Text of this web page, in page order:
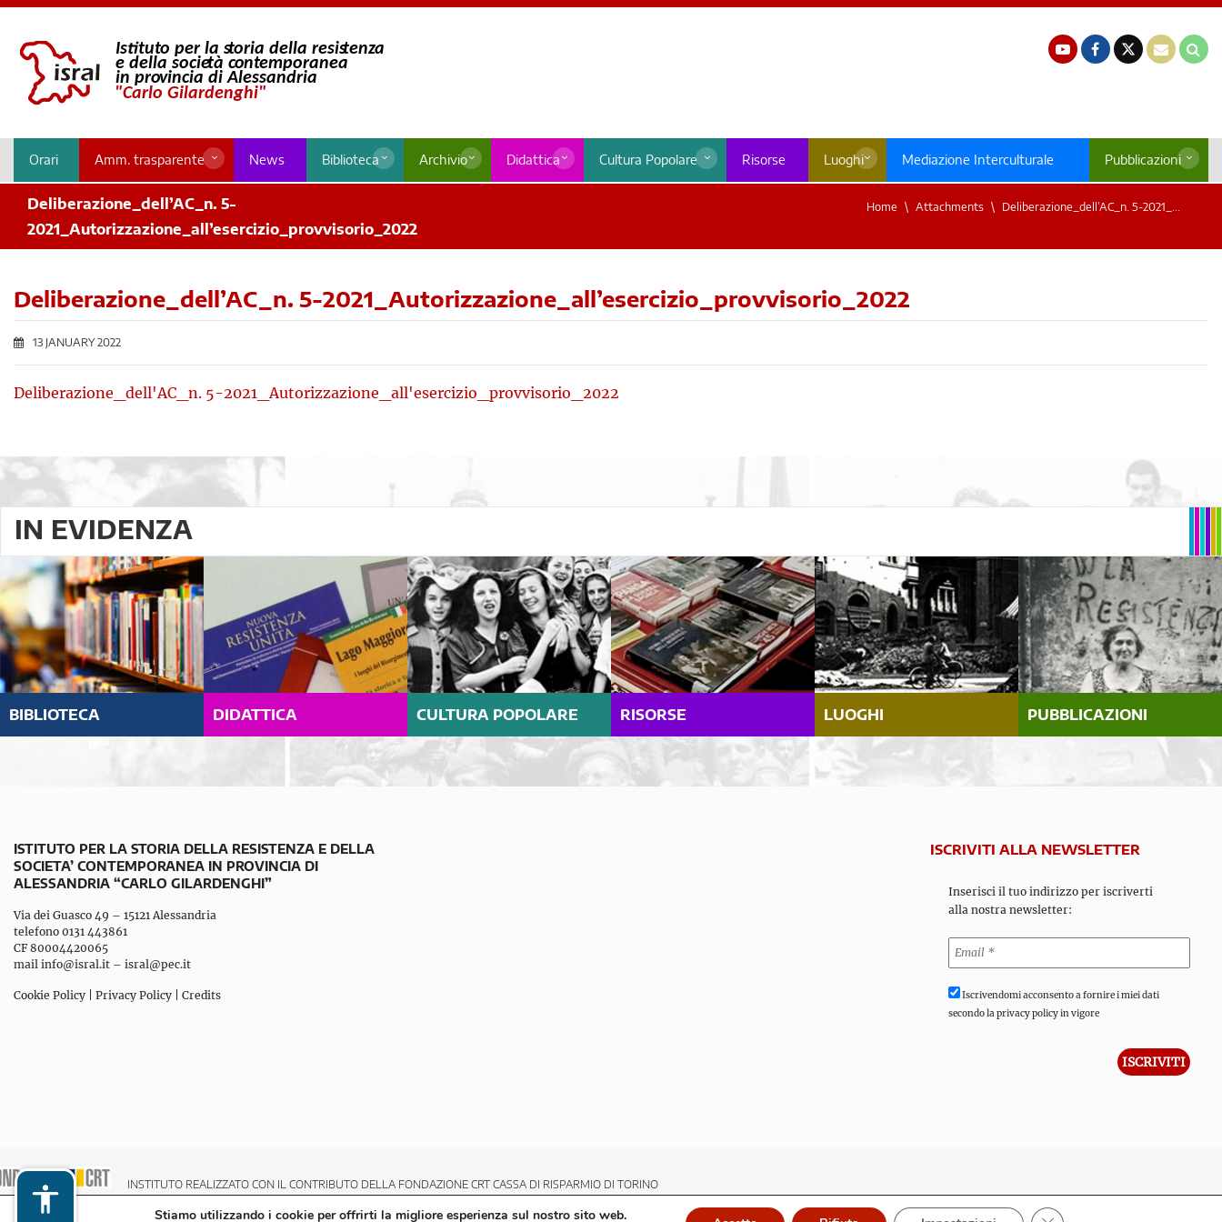
Orari Amm. trasparente News Biblioteca Archivio Didattica Cultura Popolare Risorse Luoghi Mediazione Interculturale Pubblicazioni
Deliberazione_dell’AC_n. 5-
2021_Autorizzazione_all’esercizio_provvisorio_2022
Home Attachments Deliberazione_dell’AC_n. 5-2021_...
Deliberazione_dell’AC_n. 5-2021_Autorizzazione_all’esercizio_provvisorio_2022
13 JANUARY 2022
Deliberazione_dell'AC_n. 5-2021_Autorizzazione_all'esercizio_provvisorio_2022
IN EVIDENZA
BIBLIOTECA DIDATTICA CULTURA POPOLARE RISORSE LUOGHI PUBBLICAZIONI
ISTITUTO PER LA STORIA DELLA RESISTENZA E DELLA
SOCIETA’ CONTEMPORANEA IN PROVINCIA DI
ALESSANDRIA “CARLO GILARDENGHI”
Via dei Guasco 49 – 15121 Alessandria
telefono 0131 443861
CF 80004420065
mail info@isral.it – isral@pec.it
Cookie Policy Privacy Policy Credits
ISCRIVITI ALLA NEWSLETTER
Inserisci il tuo indirizzo per iscriverti
alla nostra newsletter:
Iscrivendomi acconsento a fornire i miei dati
secondo la privacy policy in vigore
INSTITUTO REALIZZATO CON IL CONTRIBUTO DELLA FONDAZIONE CRT CASSA DI RISPARMIO DI TORINO
Stiamo utilizzando i cookie per offrirti la migliore esperienza sul nostro sito web. Close GDPR Cookie Banner